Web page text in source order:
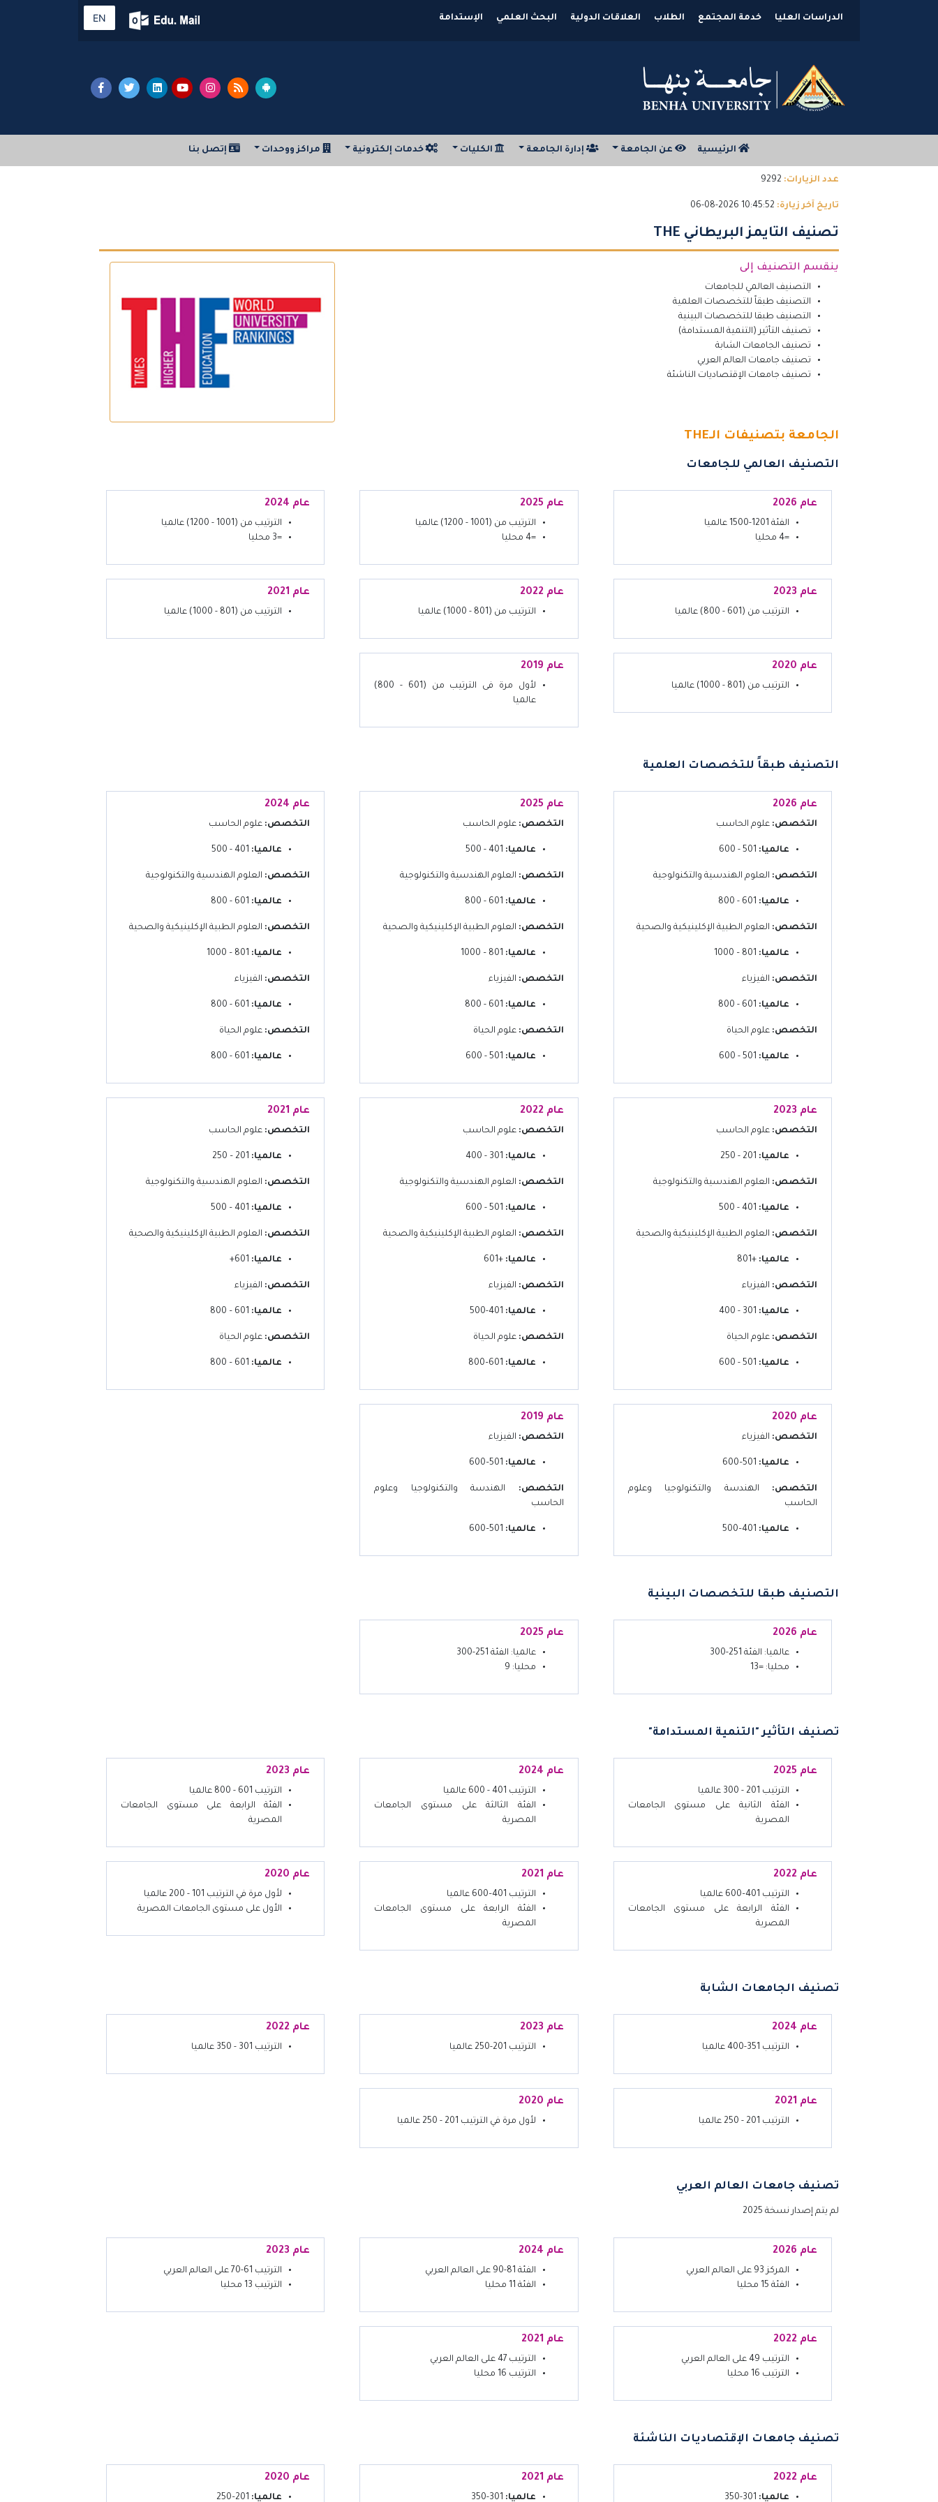
الدراسات العليا خدمة المجتمع الطلاب العلاقات الدولية البحث العلمي الإستدامة EN
الرئيسية عن الجامعة إدارة الجامعة الكليات خدمات إلكترونية مراكز ووحدات إتصل بنا
عدد الزيارات: 9292
تاريخ آخر زيارة: 10:45:52 2026-08-06
تصنيف التايمز البريطاني THE
ينقسم التصنيف إلى
التصنيف العالمي للجامعات
التصنيف طبقاً للتخصصات العلمية
التصنيف طبقا للتخصصات البينية
تصنيف التأثير (التنمية المستدامة)
تصنيف الجامعات الشابة
تصنيف جامعات العالم العربي
تصنيف جامعات الإقتصاديات الناشئة
الجامعة بتصنيفات الـTHE
التصنيف العالمي للجامعات
عام 2026
الفئة 1201-1500 عالميا
=4 محليا
عام 2025
الترتيب من (1001 - 1200) عالميا
=4 محليا
عام 2024
الترتيب من (1001 - 1200) عالميا
=3 محليا
عام 2023
الترتيب من (601 - 800) عالميا
عام 2022
الترتيب من (801 - 1000) عالميا
عام 2021
الترتيب من (801 - 1000) عالميا
عام 2020
الترتيب من (801 - 1000) عالميا
عام 2019
لأول مرة فى الترتيب من (601 - 800)
عالميا
التصنيف طبقاً للتخصصات العلمية
عام 2026
التخصص: علوم الحاسب
عالميا:
التخصص: العلوم الهندسية والتكنولوجية
عالميا:
التخصص: العلوم الطبية الإكلينيكية والصحية
عالميا:
التخصص: الفيزياء
عالميا:
التخصص: علوم الحياة
عالميا:
عام 2025
التخصص: علوم الحاسب
عالميا:
التخصص: العلوم الهندسية والتكنولوجية
عالميا:
التخصص: العلوم الطبية الإكلينيكية والصحية
عالميا:
التخصص: الفيزياء
عالميا:
التخصص: علوم الحياة
عالميا:
عام 2024
التخصص: علوم الحاسب
عالميا:
التخصص: العلوم الهندسية والتكنولوجية
عالميا:
التخصص: العلوم الطبية الإكلينيكية والصحية
عالميا:
التخصص: الفيزياء
عالميا:
التخصص: علوم الحياة
عالميا:
عام 2023
التخصص: علوم الحاسب
عالميا:
التخصص: العلوم الهندسية والتكنولوجية
عالميا:
التخصص: العلوم الطبية الإكلينيكية والصحية
عالميا: +801
التخصص: الفيزياء
عالميا:
التخصص: علوم الحياة
عالميا:
عام 2022
التخصص: علوم الحاسب
عالميا:
التخصص: العلوم الهندسية والتكنولوجية
عالميا:
التخصص: العلوم الطبية الإكلينيكية والصحية
عالميا: +601
التخصص: الفيزياء
عالميا:
التخصص: علوم الحياة
عالميا:
عام 2021
التخصص: علوم الحاسب
عالميا:
التخصص: العلوم الهندسية والتكنولوجية
عالميا:
التخصص: العلوم الطبية الإكلينيكية والصحية
عالميا:
التخصص: الفيزياء
عالميا:
التخصص: علوم الحياة
عالميا:
عام 2020
التخصص: الفيزياء
عالميا:
التخصص: الهندسة والتكنولوجيا وعلوم
الحاسب
عالميا:
عام 2019
التخصص: الفيزياء
عالميا:
التخصص: الهندسة والتكنولوجيا وعلوم
الحاسب
عالميا:
التصنيف طبقا للتخصصات البينية
عام 2026
عالميا: الفئة 251-300
محليا: =13
عام 2025
عالميا: الفئة 251-300
محليا: 9
تصنيف التأثير "التنمية المستدامة"
عام 2025
الترتيب 201 - 300 عالميا
الفئة الثانية على مستوى الجامعات
المصرية
عام 2024
الترتيب 401 - 600 عالميا
الفئة الثالثة على مستوى الجامعات
المصرية
عام 2023
الترتيب 601 - 800 عالميا
الفئة الرابعة على مستوى الجامعات
المصرية
عام 2022
الترتيب 401–600 عالميا
الفئة الرابعة على مستوى الجامعات
المصرية
عام 2021
الترتيب 401–600 عالميا
الفئة الرابعة على مستوى الجامعات
المصرية
عام 2020
لأول مرة في الترتيب 101 - 200 عالميا
الأول على مستوى الجامعات المصرية
تصنيف الجامعات الشابة
عام 2024
الترتيب 351-400 عالميا
عام 2023
الترتيب 201-250 عالميا
عام 2022
الترتيب 301 - 350 عالميا
عام 2021
الترتيب 201 - 250 عالميا
عام 2020
لأول مرة في الترتيب 201 - 250 عالميا
تصنيف جامعات العالم العربي
لم يتم إصدار نسخة 2025
عام 2026
المركز 93 على العالم العربي
الفئة 15 محليا
عام 2024
الفئة 81-90 على العالم العربي
الفئة 11 محليا
عام 2023
الترتيب 61-70 على العالم العربي
الترتيب 13 محليا
عام 2022
الترتيب 49 على العالم العربي
الترتيب 16 محليا
عام 2021
الترتيب 47 على العالم العربي
الترتيب 16 محليا
تصنيف جامعات الإقتصاديات الناشئة
عام 2022
عالميا:
عام 2021
عالميا:
عام 2020
عالميا: